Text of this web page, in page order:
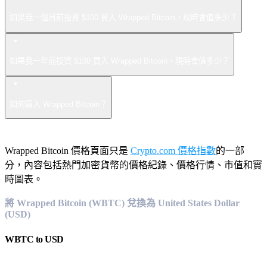
Wrapped Bitcoin 價格頁面只是 Crypto.com 價格指數的一部
分，內容包括熱門加密貨幣的價格紀錄、價格行情、市值和實
時圖表。
將 Wrapped Bitcoin (WBTC) 兌換為 United States Dollar
(USD)
WBTC toUSD